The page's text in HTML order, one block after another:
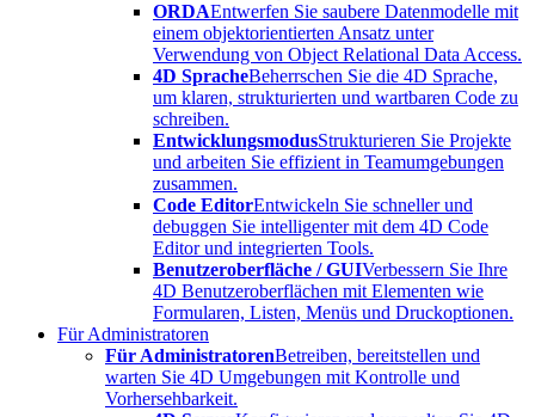
ORDAEntwerfen Sie saubere Datenmodelle mit
einem objektorientierten Ansatz unter
Verwendung von Object Relational Data Access.
4D SpracheBeherrschen Sie die 4D Sprache,
um klaren, strukturierten und wartbaren Code zu
schreiben.
EntwicklungsmodusStrukturieren Sie Projekte
und arbeiten Sie effizient in Teamumgebungen
zusammen.
Code EditorEntwickeln Sie schneller und
debuggen Sie intelligenter mit dem 4D Code
Editor und integrierten Tools.
Benutzeroberfläche / GUIVerbessern Sie Ihre
4D Benutzeroberflächen mit Elementen wie
Formularen, Listen, Menüs und Druckoptionen.
Für Administratoren
Für AdministratorenBetreiben, bereitstellen und
warten Sie 4D Umgebungen mit Kontrolle und
Vorhersehbarkeit.